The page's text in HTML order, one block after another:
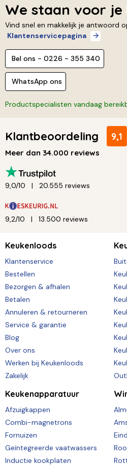
We staan voor
Vind snel en makkelijk je antwoord
Klantenservicepagina
Bel ons - 0226 - 355 340
WhatsApp ons
Productspecialisten vandaag
Klantbeoordeling 9,1
Meer dan 34.000 reviews
9,0/10 20.555 reviews
9,2/10 13.500 reviews
Keukenloods
Klantenservice
Bestellen
Bezorgen & afhalen
Betalen
Annuleren & retourneren
Service & garantie
Blog
Over ons
Werken bij Keukenloods
Zakelijk
Keukenapparatuur
Afzuigkappen
Combi-magnetrons
Fornuizen
Geïntegreerde vaatwassers
Inductie kookplaten